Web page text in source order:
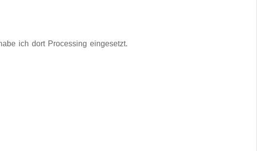
ich dort Processing eingesetzt.